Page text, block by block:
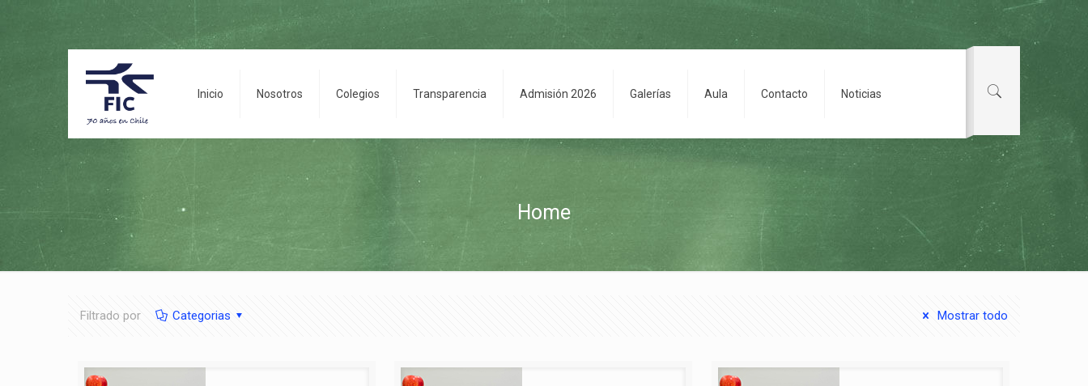
Inicio Nosotros Colegios Transparencia Admisión 2026 Galerías Aula Contacto Noticias
Home
Filtrado por Categorias Mostrar todo